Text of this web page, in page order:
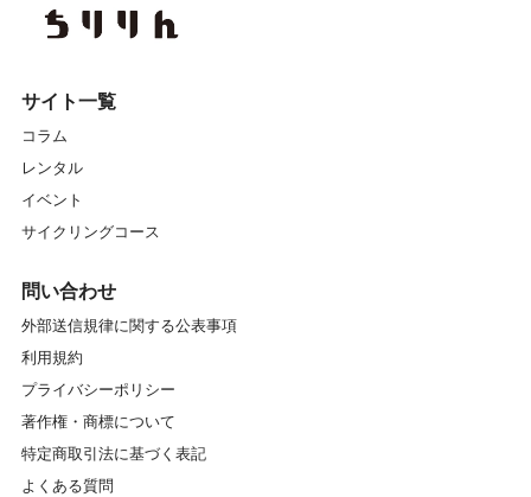
サイト一覧
コラム
レンタル
イベント
サイクリングコース
問い合わせ
外部送信規律に関する公表事項
利用規約
プライバシーポリシー
著作権・商標について
特定商取引法に基づく表記
よくある質問